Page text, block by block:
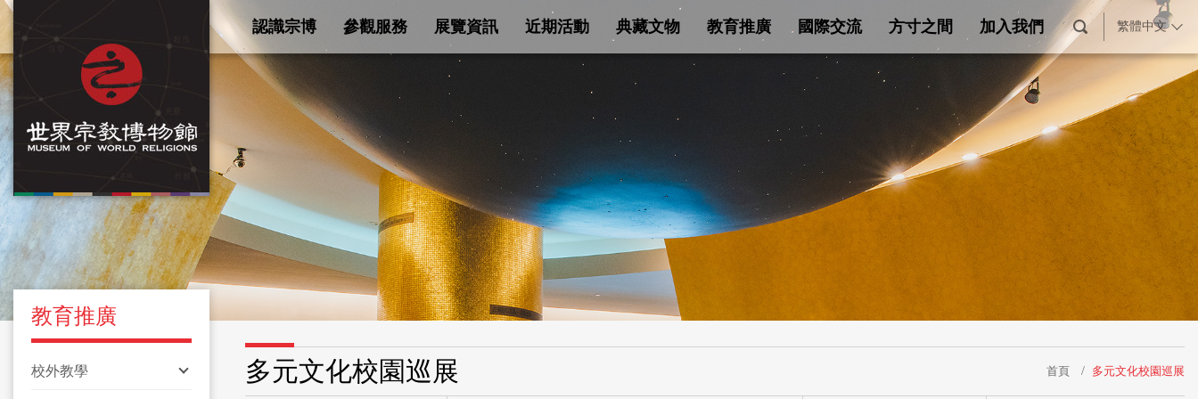
認識宗博 參觀服務 展覽資訊 近期活動 典藏文物 教育推廣 國際交流 方寸之間 加入我們 繁體中文
教育推廣
校外教學 多元文化校園巡展 首頁 多元文化校園巡展